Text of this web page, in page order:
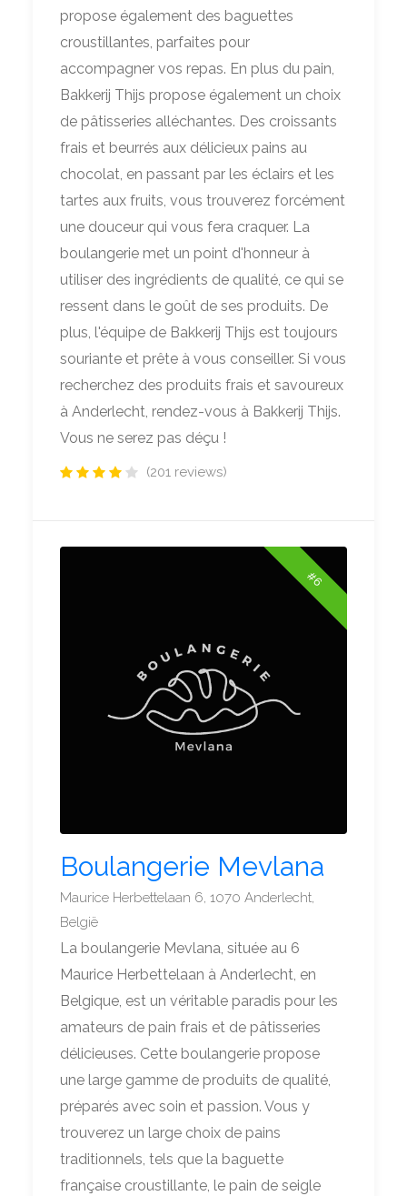
propose également des baguettes
croustillantes, parfaites pour
accompagner vos repas. En plus du pain,
Bakkerij Thijs propose également un choix
de pâtisseries alléchantes. Des croissants
frais et beurrés aux délicieux pains au
chocolat, en passant par les éclairs et les
tartes aux fruits, vous trouverez forcément
une douceur qui vous fera craquer. La
boulangerie met un point d'honneur à
utiliser des ingrédients de qualité, ce qui se
ressent dans le goût de ses produits. De
plus, l'équipe de Bakkerij Thijs est toujours
souriante et prête à vous conseiller. Si vous
recherchez des produits frais et savoureux
à Anderlecht, rendez-vous à Bakkerij Thijs.
Vous ne serez pas déçu !
(201 reviews)
#6
Boulangerie Mevlana
Maurice Herbettelaan 6, 1070 Anderlecht,
België
La boulangerie Mevlana, située au 6
Maurice Herbettelaan à Anderlecht, en
Belgique, est un véritable paradis pour les
amateurs de pain frais et de pâtisseries
délicieuses. Cette boulangerie propose
une large gamme de produits de qualité,
préparés avec soin et passion. Vous y
trouverez un large choix de pains
traditionnels, tels que la baguette
française croustillante, le pain de seigle